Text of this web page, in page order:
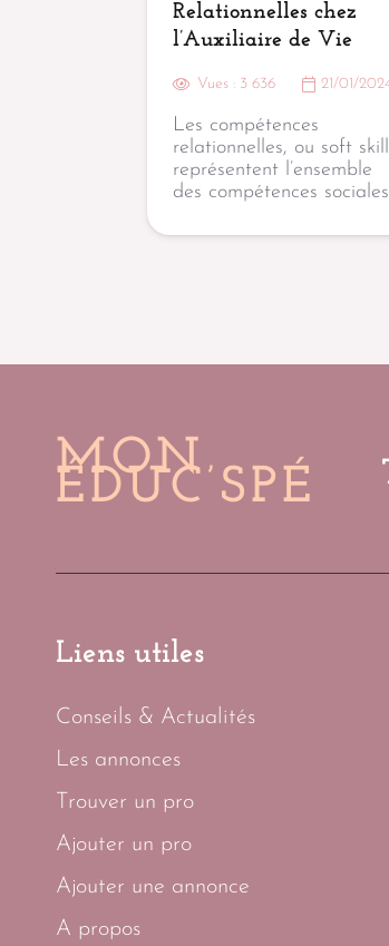
Relationnelles chez
l’Auxiliaire de Vie
Vues : 3 636 21/01/
Les compétences
relationnelles, ou soft
représentent l’ensemble
des compétences
MON
ÉDUC’SPÉ
Liens utiles
Conseils & Actualités
Les annonces
Trouver un pro
Ajouter un pro
Ajouter une annonce
A propos